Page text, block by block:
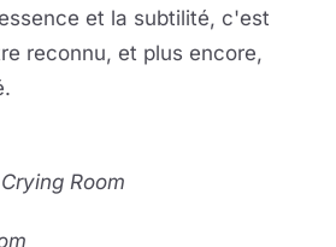
et la subtilité, c'est
reconnu, et plus encore,
Room